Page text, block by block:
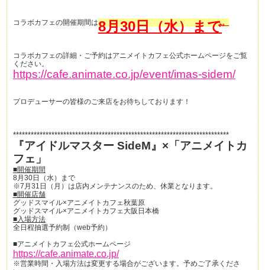
コラボカフェの開催期間は8月30日（水）まで。
コラボカフェの詳細・ご予約はアニメイトカフェ公式ホームページをご覧
ください。
https://cafe.animate.co.jp/event/imas-sidem/
プロデューサーの皆様のご来店をお待ちしております！
*************************************************************************
『アイドルマスター SideM』×「アニメイトカ
フェ」
■開催期間
8月30日（水）まで
※7月31日（月）は店内メンテナンスのため、休業となります。
■開催店舗
グッドスマイル×アニメイトカフェ秋葉原
グッドスマイル×アニメイトカフェ大阪日本橋
■入場方法
全日程抽選予約制（web予約）
■アニメイトカフェ公式ホームページ
https://cafe.animate.co.jp/
※営業時間・入場方法は変更する場合がございます。予めご了承くださ